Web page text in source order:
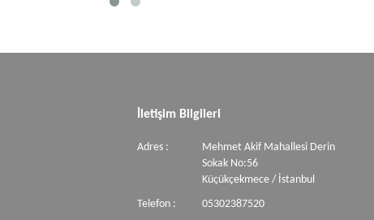
İletişim Bilgileri
Adres :
Mehmet Akif Mahallesi Derin
Sokak No:56
Küçükçekmece / İstanbul
Telefon :
05302387520